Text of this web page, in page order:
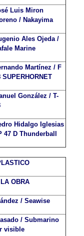
Luis Miron
/ Nakayima
Ales Ojeda /
Marine
Martínez / F
SUPERHORNET
González / T-
Hidalgo Iglesias
47 D Thunderball
OBRA
/ Seawise
/ Submarino
visible